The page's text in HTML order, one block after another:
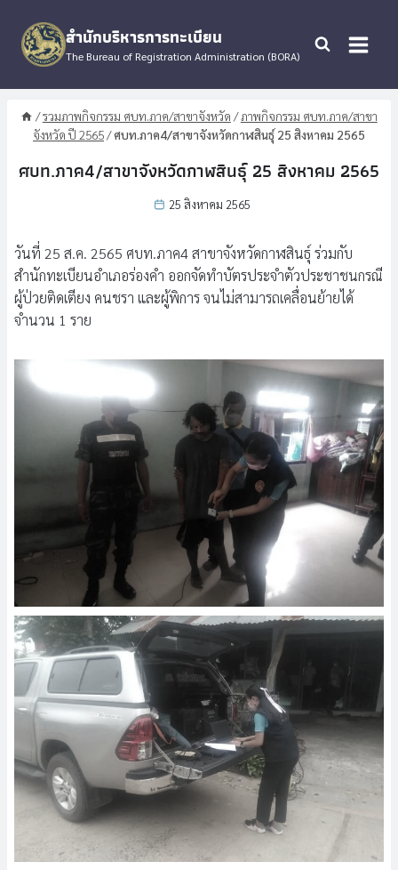
content
สำนักบริหารการทะเบียน
The Bureau of Registration Administration (BORA)
/รวมภาพกิจกรรม ศบท.ภาค/สาขาจังหวัด /ภาพกิจกรรม ศบท.ภาค/สาขา
จังหวัด ปี 2565/ศบท.ภาค4/สาขาจังหวัดกาฬสินธุ์ 25 สิงหาคม 2565
ศบท.ภาค4/สาขาจังหวัดกาฬสินธุ์ 25 สิงหาคม 2565
25 สิงหาคม 2565
วันที่ 25 ส.ค. 2565 ศบท.ภาค4 สาขาจังหวัดกาฬสินธุ์ ร่วมกับ
สำนักทะเบียนอำเภอร่องคำ ออกจัดทำบัตรประจำตัวประชาชนกรณี​
ผู้ป่วยติดเตียง​ คนชรา และผู้พิการ จนไม่สามารถเคลื่อนย้ายได้
จำนวน​ 1 ราย​